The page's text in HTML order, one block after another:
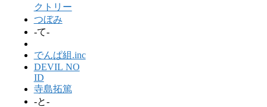
クトリー
つぼみ
-て-
でんぱ組.inc
DEVIL NO
ID
寺島拓篤
-と-